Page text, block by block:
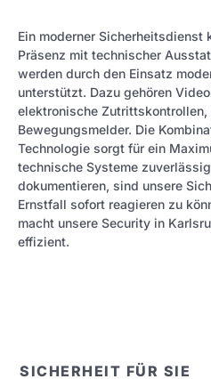
Ein moderner Sicherheitsdienst
Präsenz mit technischer
werden durch den Einsatz
unterstützt. Dazu gehören
elektronische
Bewegungsmelder. Die
Technologie sorgt für ein
technische Systeme
dokumentieren, sind unsere
Ernstfall sofort reagieren zu
macht unsere Security in
effizient.
SICHERHEIT FÜR SIE